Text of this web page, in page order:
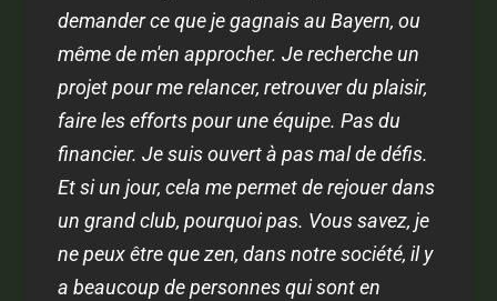
demander ce que je gagnais au Bayern, ou
même de m'en approcher. Je recherche un
projet pour me relancer, retrouver du plaisir,
faire les efforts pour une équipe. Pas du
financier. Je suis ouvert à pas mal de défis.
Et si un jour, cela me permet de rejouer dans
un grand club, pourquoi pas. Vous savez, je
ne peux être que zen, dans notre société, il y
a beaucoup de personnes qui sont en